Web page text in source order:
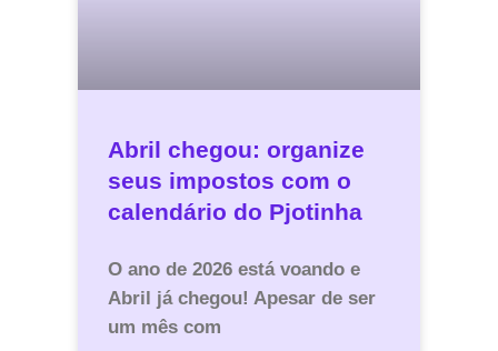
Abril chegou: organize
seus impostos com o
calendário do Pjotinha
O ano de 2026 está voando e
Abril já chegou! Apesar de ser
um mês com